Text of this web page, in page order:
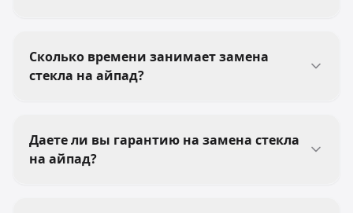
Сколько времени занимает замена
стекла на айпад?
Даете ли вы гарантию на замена стекла
на айпад?